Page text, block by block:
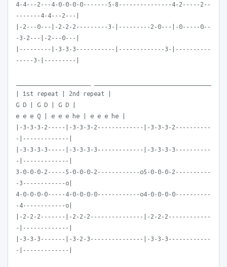
4-4---2---4-0-0-0-0-------5-8---------------4-2-----2--
-------4-4---2---|
|-2---0---|-2-2-2---------3-|---------2-0---|-0-----0--
-3-2---|-2---0---|
|---------|-3-3-3-----------|-------------3-|----------
-----3-|---------|
| 1st repeat | 2nd repeat |
G D | G D | G D |
e e e Q | e e e he | e e e he |
|-3-3-3-2-----|-3-3-3-2-------------|-3-3-3-2----------
-|-------------|
|-3-3-3-3-----|-3-3-3-3-------------|-3-3-3-3----------
-|-------------|
3-0-0-0-2-----5-0-0-0-2------------o5-0-0-0-2----------
-3------------o|
4-0-0-0-0-----4-0-0-0-0------------o4-0-0-0-0----------
-4------------o|
|-2-2-2-------|-2-2-2---------------|-2-2-2------------
-|-------------|
|-3-3-3-------|-3-2-3---------------|-3-3-3------------
-|-------------|